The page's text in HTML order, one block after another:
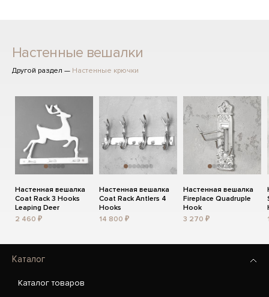
Настенные вешалки
Другой раздел — Настенные крючки
Настенная вешалка
Coat Rack 3 Hooks
Leaping Deer
2 460 ₽
Настенная вешалка
Coat Rack Antlers 4
Hooks
14 800 ₽
Настенная вешалка
Fireplace Quadruple
Hook
3 270 ₽
Каталог
Каталог товаров